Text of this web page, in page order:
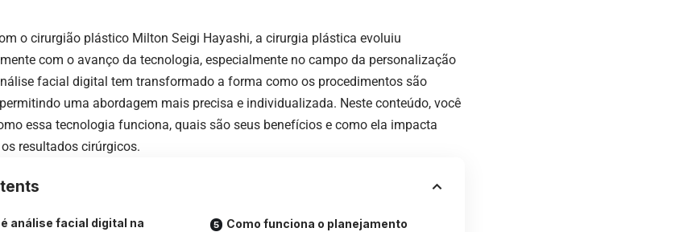
o cirurgião plástico Milton Seigi Hayashi, a cirurgia plástica evoluiu
com o avanço da tecnologia, especialmente no campo da personalização
facial digital tem transformado a forma como os procedimentos são
uma abordagem mais precisa e individualizada. Neste conteúdo, você
essa tecnologia funciona, quais são seus benefícios e como ela impacta
resultados cirúrgicos.
é análise facial digital na
Como funciona o planejamento